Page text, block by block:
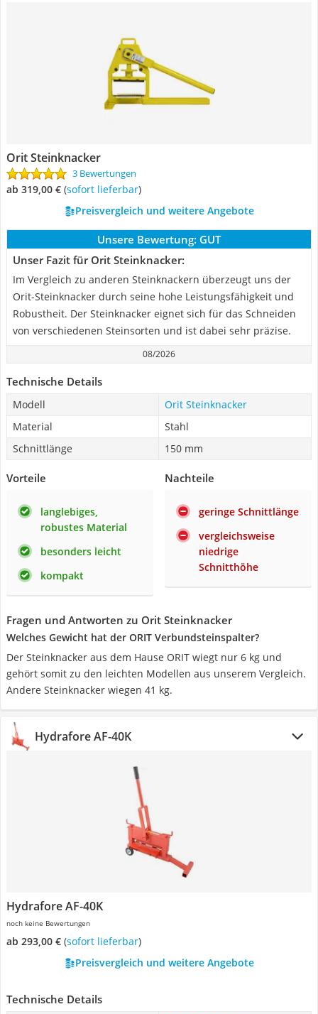
Orit Steinknacker
3 Bewertungen
ab 319,00 € ( Sofort lieferbar)
Preisvergleich und weitere Angebote
Unsere Bewertung: GUT
Unser Fazit für Orit Steinknacker:
Im Vergleich zu anderen Steinknackern überzeugt uns der
Orit-Steinknacker durch seine hohe Leistungsfähigkeit und
Robustheit. Der Steinknacker eignet sich für das Schneiden
von verschiedenen Steinsorten und ist dabei sehr präzise.
08/2026
Technische Details
Modell
Orit Steinknacker
Material
Stahl
Schnittlänge
150 mm
Vorteile
langlebiges,
robustes Material
besonders leicht
kompakt
Nachteile
geringe Schnittlänge
vergleichsweise
niedrige
Schnitthöhe
Fragen und Antworten zu Orit Steinknacker
Welches Gewicht hat der ORIT Verbundsteinspalter?
Der Steinknacker aus dem Hause ORIT wiegt nur 6 kg und
gehört somit zu den leichten Modellen aus unserem Vergleich.
Andere Steinknacker wiegen 41 kg.
Hydrafore AF-40K
Hydrafore AF-40K
noch keine Bewertungen
ab 293,00 € ( Sofort lieferbar)
Preisvergleich und weitere Angebote
Technische Details